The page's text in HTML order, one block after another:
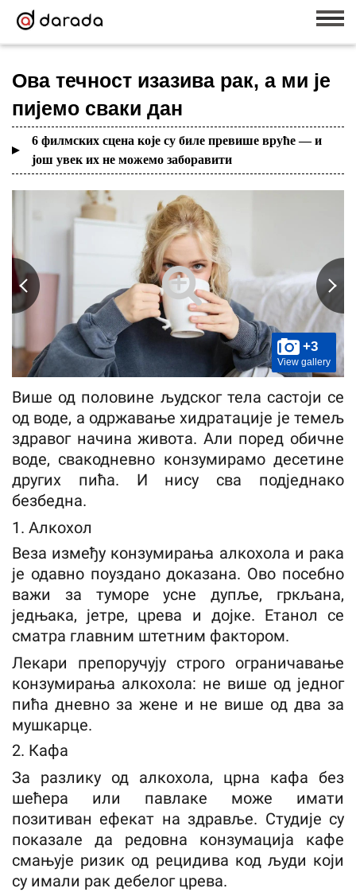
Ова течност изазива рак, а ми је
пијемо сваки дан
6 филмских сцена које су биле превише вруће — и
још увек их не можемо заборавити
+3
View gallery
Више од половине људског тела састоји се
од воде, а одржавање хидратације је темељ
здравог начина живота. Али поред обичне
воде, свакодневно конзумирамо десетине
других пића. И нису сва подједнако
безбедна.
1. Алкохол
Веза између конзумирања алкохола и рака
је одавно поуздано доказана. Ово посебно
важи за туморе усне дупље, гркљана,
једњака, јетре, црева и дојке. Етанол се
сматра главним штетним фактором.
Лекари препоручују строго ограничавање
конзумирања алкохола: не више од једног
пића дневно за жене и не више од два за
мушкарце.
2. Кафа
За разлику од алкохола, црна кафа без
шећера или павлаке може имати
позитиван ефекат на здравље. Студије су
показале да редовна конзумација кафе
смањује ризик од рецидива код људи који
су имали рак дебелог црева.